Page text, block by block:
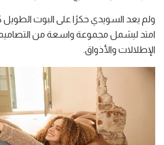
ولم يعد السويدي حكرًا على البوت الطويل
امتد ليشمل مجموعة واسعة من
الإطلالات والأذواق.